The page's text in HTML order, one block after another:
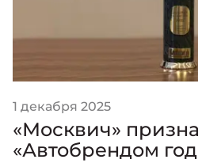
1 декабря 2025
«Москвич»
«Автобрендом